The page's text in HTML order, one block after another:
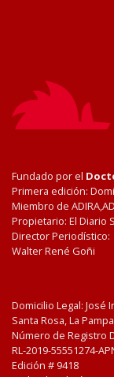
Fundado por el
Primera edición:
Miembro de
Propietario: El Diario
Director Periodístico:
Walter René Goñi
Domicilio Legal: José
Santa Rosa, La
Número de Registro
RL-2019-55551274-
Edición # 9418